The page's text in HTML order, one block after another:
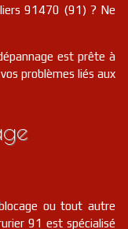
91470 (91) ? Ne
est prête à
problèmes liés aux
ou tout autre
91 est spécialisé